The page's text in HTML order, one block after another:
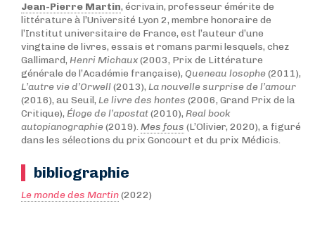
Jean-Pierre Martin, écrivain, professeur émérite de
littérature à l’Université Lyon 2, membre honoraire de
l’Institut universitaire de France, est l’auteur d’une
vingtaine de livres, essais et romans parmi lesquels, chez
Gallimard, Henri Michaux(2003, Prix de Littérature
générale de l’Académie française), Queneau losophe(2011),
L’autre vie d’Orwell(2013), La nouvelle surprise de l’amour
(2016), au Seuil, Le livre des hontes (2006, Grand Prix de la
Critique), Éloge de l’apostat(2010), Real book
autopianographie(2019). Mes fous (L’Olivier, 2020), a figuré
dans les sélections du prix Goncourt et du prix Médicis.
bibliographie
Le monde des Martin(2022)